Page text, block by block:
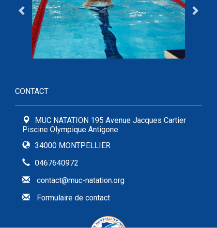
CONTACT
MUC NATATION 195 Avenue Jacques Cartier
Piscine Olympique Antigone
34000 MONTPELLIER
0467640972
contact@muc-natation.org
Formulaire de contact